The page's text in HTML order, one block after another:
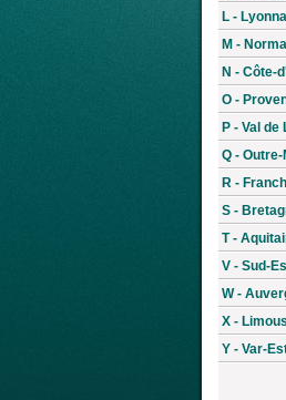
L -
M -
N - Côte-
O -
P - Val de
Q -
R -
S -
T -
V - Sud-
W -
X -
Y - Var-